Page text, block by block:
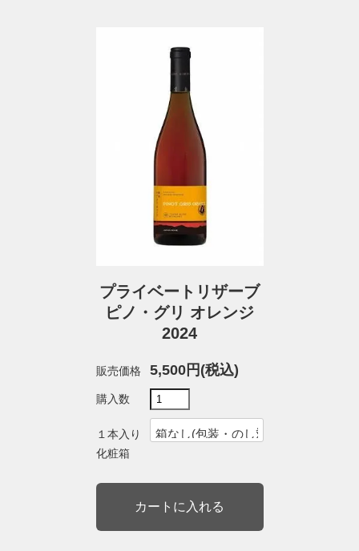
プライベートリザーブ
ピノ・グリ オレンジ
2024
販売価格 5,500円(税込)
購入数
１本入り
化粧箱